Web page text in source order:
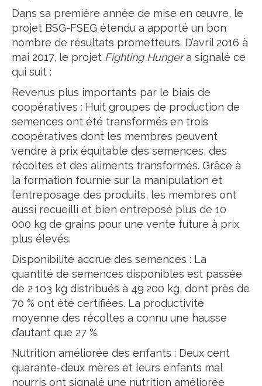
Dans sa première année de mise en œuvre, le
projet BSG-FSEG étendu a apporté un bon
nombre de résultats prometteurs. D’avril 2016 à
mai 2017, le projet Fighting Hungera signalé ce
qui suit :
Revenus plus importants par le biais de
coopératives : Huit groupes de production de
semences ont été transformés en trois
coopératives dont les membres peuvent
vendre à prix équitable des semences, des
récoltes et des aliments transformés. Grâce à
la formation fournie sur la manipulation et
l’entreposage des produits, les membres ont
aussi recueilli et bien entreposé plus de 10
000 kg de grains pour une vente future à prix
plus élevés.
Disponibilité accrue des semences : La
quantité de semences disponibles est passée
de 2 103 kg distribués à 49 200 kg, dont près de
70 % ont été certifiées. La productivité
moyenne des récoltes a connu une hausse
d’autant que 27 %.
Nutrition améliorée des enfants : Deux cent
quarante-deux mères et leurs enfants mal
nourris ont signalé une nutrition améliorée